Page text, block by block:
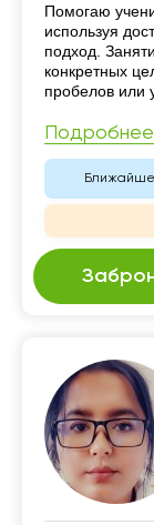
Резюме
Помогаю
используя
подход.
конкретных
пробелов или